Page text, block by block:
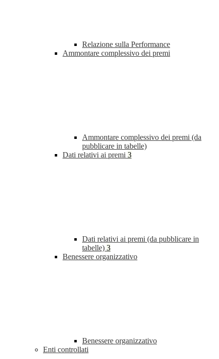
Relazione sulla Performance
Ammontare complessivo dei premi
Ammontare complessivo dei premi (da
pubblicare in tabelle)
Dati relativi ai premi 3
Dati relativi ai premi (da pubblicare in
tabelle) 3
Benessere organizzativo
Benessere organizzativo
Enti controllati